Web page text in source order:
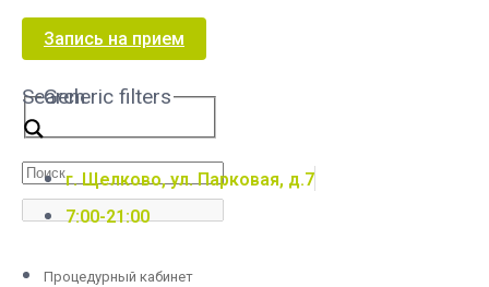
Запись на прием
Search
Generic filters
г. Щелково, ул. Парковая, д.7
7:00-21:00
Процедурный кабинет